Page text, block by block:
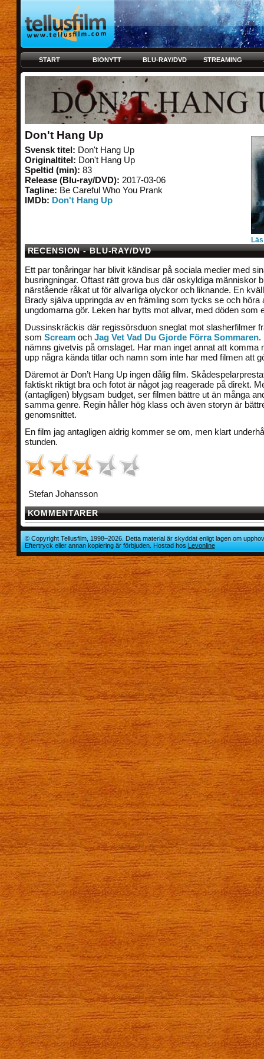
START BIONYTT BLU-RAY/DVD STREAMING
Don't Hang Up
Svensk titel: Don't Hang Up
Originaltitel: Don't Hang Up
Speltid (min): 83
Release (Blu-ray/DVD): 2017-03-06
Tagline: Be Careful Who You Prank
IMDb: Don't Hang Up
RECENSION - BLU-RAY/DVD
Ett par tonåringar har blivit kändisar på sociala medier med
busringningar. Oftast rätt grova bus där oskyldiga människor
närstående råkat ut för allvarliga olyckor och liknande. En
Brady själva uppringda av en främling som tycks se och höra
ungdomarna gör. Leken har bytts mot allvar, med döden som
Dussinskräckis där regissörsduon sneglat mot slasherfilmer
som Screamoch Jag Vet Vad Du Gjorde Förra Sommaren.
nämns givetvis på omslaget. Har man inget annat att komma
upp några kända titlar och namn som inte har med filmen att
Däremot är Don’t Hang Up ingen dålig film.
faktiskt riktigt bra och fotot är något jag reagerade på direkt.
(antagligen) blygsam budget, ser filmen bättre ut än många
samma genre. Regin håller hög klass och även storyn är
genomsnittet.
En film jag antagligen aldrig kommer se om, men klart
stunden.
Stefan Johansson
KOMMENTARER
© Copyright Tellusfilm, 1998–2026. Detta material är skyddat enligt lagen om
Eftertryck eller annan kopiering är förbjuden. Hostad hosLevonline